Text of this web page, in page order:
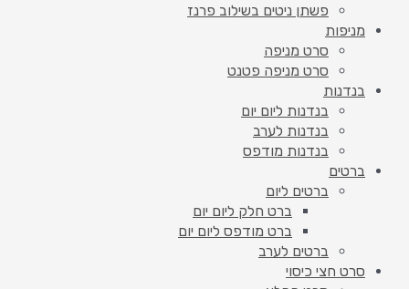
פשתן ניטים בשילוב פרנז
מניפות
סרט מניפה
סרט מניפה פטנט
בנדנות
בנדנות ליום יום
בנדנות לערב
בנדנות מודפס
ברטים
ברטים ליום
ברט חלק ליום יום
ברט מודפס ליום יום
ברטים לערב
סרט חצי כיסוי